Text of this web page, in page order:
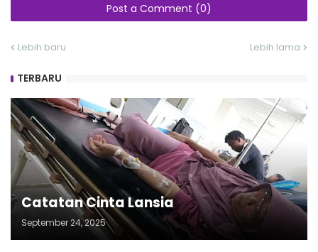
Post a Comment (0)
Lebih baru Lebih lama
TERBARU
Catatan Cinta Lansia
September 24, 2025